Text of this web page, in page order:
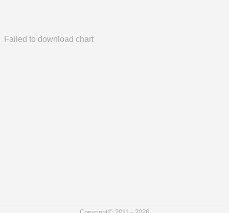
Failed to download chart